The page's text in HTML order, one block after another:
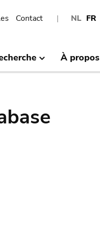
NL FR
Contact
À propos